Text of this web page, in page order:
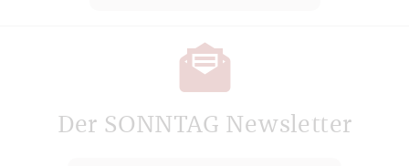
Der SONNTAG Newsletter